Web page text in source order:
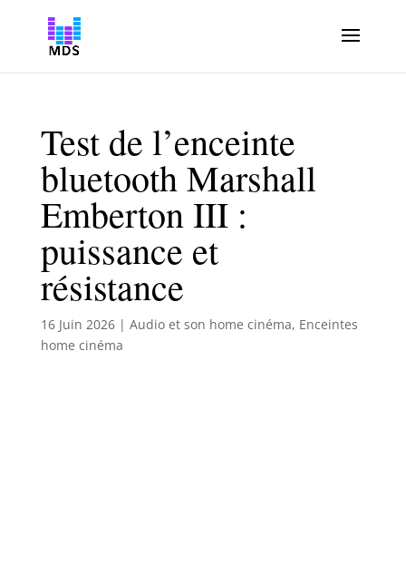
Test de l’enceinte
bluetooth Marshall
Emberton III :
puissance et
résistance
16 Juin 2026| Audio et son home cinéma, Enceintes
home cinéma